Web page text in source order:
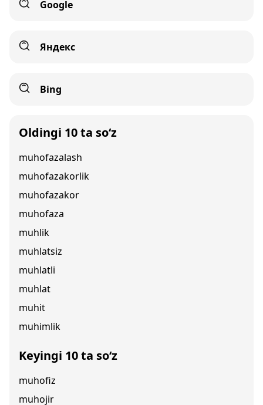
Google
Яндекс
Bing
Oldingi 10 ta so‘z
muhofazalash
muhofazakorlik
muhofazakor
muhofaza
muhlik
muhlatsiz
muhlatli
muhlat
muhit
muhimlik
Keyingi 10 ta so‘z
muhofiz
muhojir